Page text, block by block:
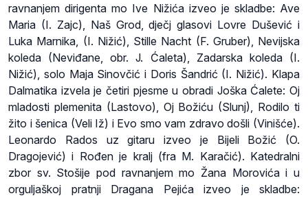
ravnanjem dirigenta mo Ive Nižića izveo je skladbe: Ave
Maria (I. Zajc), Naš Grod, dječj glasovi Lovre Dušević i
Luka Marnika, (I. Nižić), Stille Nacht (F. Gruber), Nevijska
koleda (Neviđane, obr. J. Ćaleta), Zadarska koleda (I.
Nižić), solo Maja Sinovčić i Doris Šandrić (I. Nižić). Klapa
Dalmatika izvela je četiri pjesme u obradi Joška Ćalete: Oj
mladosti plemenita (Lastovo), Oj Božiću (Slunj), Rodilo ti
žito i šenica (Veli Iž) i Evo smo vam zdravo došli (Vinišće).
Leonardo Rados uz gitaru izveo je Bijeli Božić (O.
Dragojević) i Rođen je kralj (fra M. Karačić). Katedralni
zbor sv. Stošije pod ravnanjem mo Žana Morovića i u
orguljaškoj pratnji Dragana Pejića izveo je skladbe: